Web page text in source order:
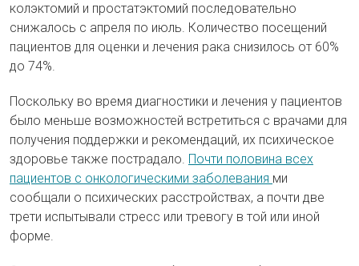
колэктомий и простатэктомий последовательно
снижалось с апреля по июль. Количество посещений
пациентов для оценки и лечения рака снизилось от 60%
до 74%.
Поскольку во время диагностики и лечения у пациентов
было меньше возможностей встретиться с врачами для
получения поддержки и рекомендаций, их психическое
здоровье также пострадало. Почти половина всех
пациентов с онкологическими заболевания ми
сообщали о психических расстройствах, а почти две
трети испытывали стресс или тревогу в той или иной
форме.